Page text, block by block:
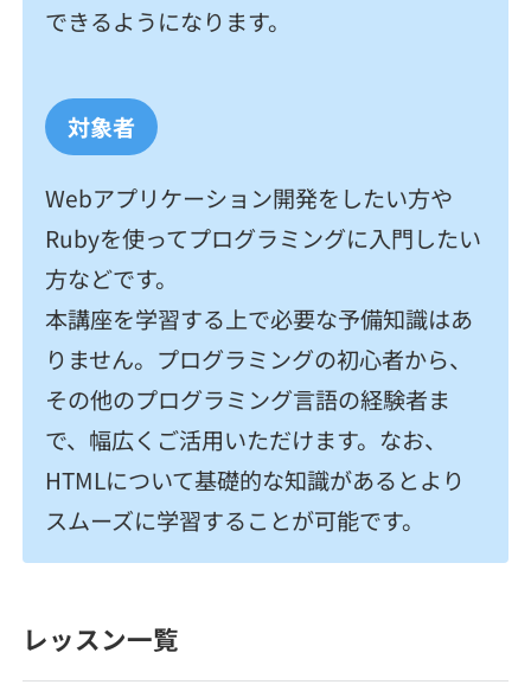
できるようになります。
対象者
Webアプリケーション開発をしたい方や
Rubyを使ってプログラミングに入門したい
方などです。
本講座を学習する上で必要な予備知識はあ
りません。プログラミングの初心者から、
その他のプログラミング言語の経験者ま
で、幅広くご活用いただけます。なお、
HTMLについて基礎的な知識があるとより
スムーズに学習することが可能です。
レッスン一覧